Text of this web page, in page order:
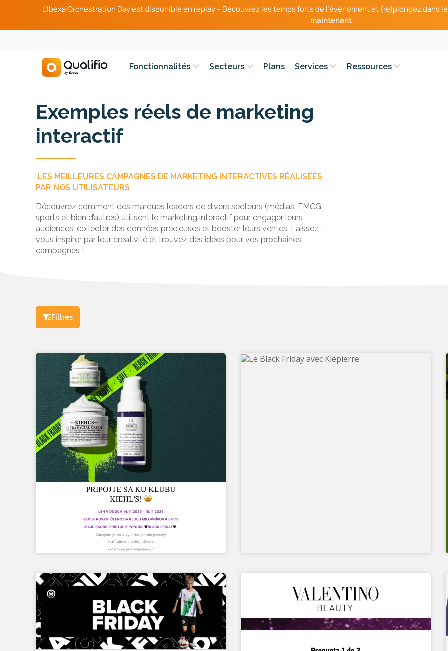
L’Ibexa Orchestration Day est disponible en replay – Découvrez les temps forts de l’événement et (re)plongez
maintenant
Fonctionnalités Secteurs Plans Services Ressources
Exemples réels de marketing
interactif
LES MEILLEURES CAMPAGNES DE MARKETING INTERACTIVES RÉALISÉES
PAR NOS UTILISATEURS
Découvrez comment des marques leaders de divers secteurs (médias, FMCG,
sports et bien d’autres) utilisent le marketing interactif pour engager leurs
audiences, collecter des données précieuses et booster leurs ventes. Laissez-
vous inspirer par leur créativité et trouvez des idées pour vos prochaines
campagnes !
Filtres
FORMULAIRE